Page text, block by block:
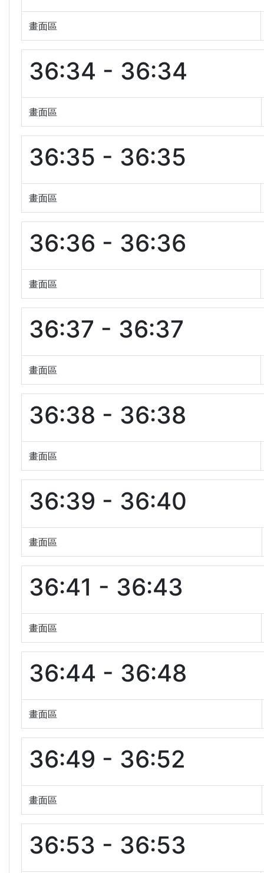
畫面區
36:34 - 36:34
畫面區
36:35 - 36:35
畫面區
36:36 - 36:36
畫面區
36:37 - 36:37
畫面區
36:38 - 36:38
畫面區
36:39 - 36:40
畫面區
36:41 - 36:43
畫面區
36:44 - 36:48
畫面區
36:49 - 36:52
畫面區
36:53 - 36:53